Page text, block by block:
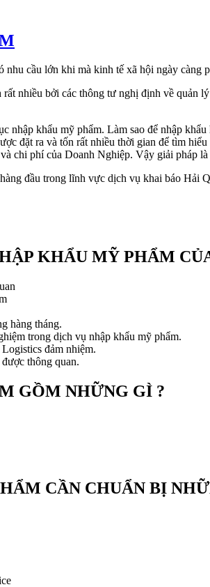
nhu cầu lớn khi mà kinh tế xã hội ngày càng
nhiều bởi các thông tư nghị định về
khẩu mỹ phẩm. Làm sao để nhập
đặt ra và tốn rất nhiều thời gian để tìm
chi phí của Doanh Nghiệp. Vậy giải pháp
đầu trong lĩnh vực dịch vụ khai báo Hải
KHẨU MỸ PHẨM
hàng tháng.
trong dịch vụ nhập khẩu mỹ phẩm.
đảm nhiệm.
thông quan.
GỒM NHỮNG GÌ ?
CẦN CHUẨN BỊ